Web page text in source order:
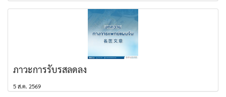
ภาวะการรับรสลดลง
5 ส.ค. 2569